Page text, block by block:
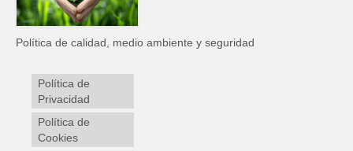
Política de calidad, medio ambiente y seguridad
Política de
Privacidad
Política de
Cookies